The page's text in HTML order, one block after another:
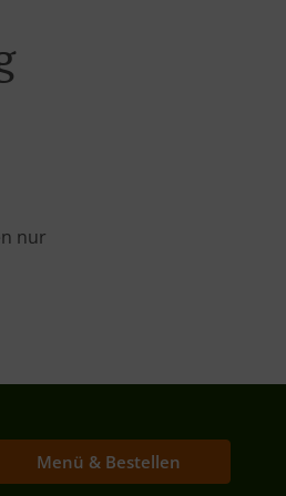
nur
Menü & Bestellen